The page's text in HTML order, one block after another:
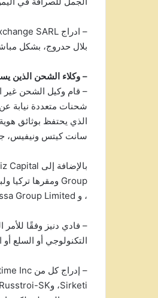
بلال حدروج، بشكل
– وكلاء الشحن الذين
– قام وكيل الشحن غير
شحنات متعددة نيابة
سانت كيتس ونيفيس،
، و Vanessa Group Limited ومقرها المملكة المتحدة.
التكنولوجي أو السلع